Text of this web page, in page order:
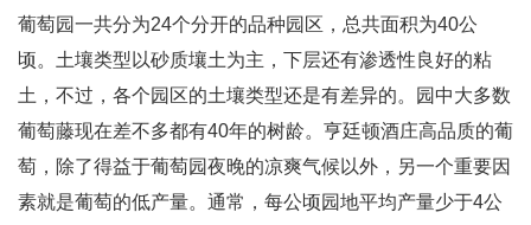
葡萄园一共分为24个分开的品种园区，总共面积为40公
顷。土壤类型以砂质壤土为主，下层还有渗透性良好的粘
土，不过，各个园区的土壤类型还是有差异的。园中大多数
葡萄藤现在差不多都有40年的树龄。亨廷顿酒庄高品质的葡
萄，除了得益于葡萄园夜晚的凉爽气候以外，另一个重要因
素就是葡萄的低产量。通常，每公顷园地平均产量少于4公